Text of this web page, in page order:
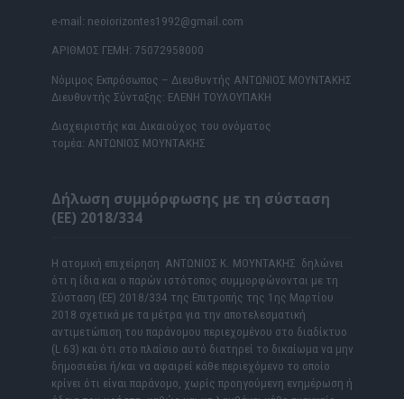
e-mail: neoiorizontes1992@gmail.com
ΑΡΙΘΜΟΣ ΓΕΜΗ: 75072958000
Νόμιμος Εκπρόσωπος – Διευθυντής ΑΝΤΩΝΙΟΣ ΜΟΥΝΤΑΚΗΣ
Διευθυντής Σύνταξης: ΕΛΕΝΗ ΤΟΥΛΟΥΠΑΚΗ
Διαχειριστής και Δικαιούχος του ονόματος
τομέα: ΑΝΤΩΝΙΟΣ ΜΟΥΝΤΑΚΗΣ
Δήλωση συμμόρφωσης με τη σύσταση
(ΕΕ) 2018/334
Η ατομική επιχείρηση ΑΝΤΩΝΙΟΣ Κ. ΜΟΥΝΤΑΚΗΣ δηλώνει
ότι η ίδια και ο παρών ιστότοπος συμμορφώνονται με τη
Σύσταση (ΕΕ) 2018/334 της Επιτροπής της 1ης Μαρτίου
2018 σχετικά με τα μέτρα για την αποτελεσματική
αντιμετώπιση του παράνομου περιεχομένου στο διαδίκτυο
(L 63) και ότι στο πλαίσιο αυτό διατηρεί το δικαίωμα να μην
δημοσιεύει ή/και να αφαιρεί κάθε περιεχόμενο το οποίο
κρίνει ότι είναι παράνομο, χωρίς προηγούμενη ενημέρωση ή